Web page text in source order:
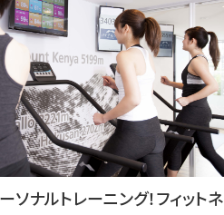
ナルトレーニング！フィットネ